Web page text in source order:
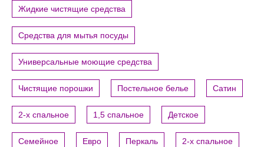
Жидкие чистящие средства
Средства для мытья посуды
Универсальные моющие средства
Чистящие порошки Постельное белье Сатин
2-х спальное 1,5 спальное Детское
Семейное Евро Перкаль 2-х спальное